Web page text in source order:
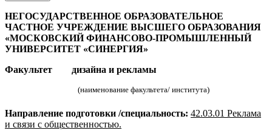
НЕГОСУДАРСТВЕННОЕ ОБРАЗОВАТЕЛЬНОЕ
ЧАСТНОЕ УЧРЕЖДЕНИЕ ВЫСШЕГО ОБРАЗОВАНИЯ
«МОСКОВСКИЙ ФИНАНСОВО-ПРОМЫШЛЕННЫЙ
УНИВЕРСИТЕТ «СИНЕРГИЯ»
Факультет дизайна и рекламы
(наименование факультета/ института)
Направление подготовки /специальность: 42.03.01 Реклама
и связи с общественностью.